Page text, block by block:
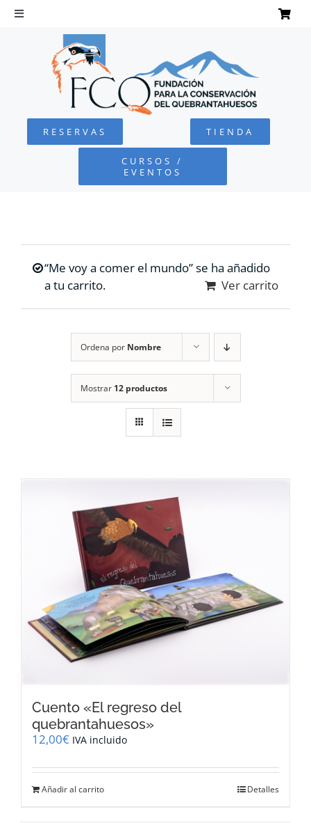
Saltar
Toggle
Navigation
QUEBRANTAHUESOS
FUNDACIÓN
RESERVAS TIENDA
CURSOS /
EVENTOS
“Me voy a comer el mundo” se ha añadido
a tu carrito.
Ver carrito
Ordena por Nombre
Mostrar 12 productos
Cuento «El regreso del
quebrantahuesos»
12,00€ IVA incluido
Añadir al carrito Detalles